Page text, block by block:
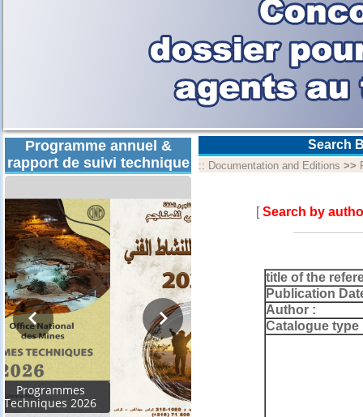
Programme annuel &
rapport de suivi technique
Rapport d'activités
Search
:: Documentation and Editions >>
[Search by
title of the
Publication
Author :
Catalogue type